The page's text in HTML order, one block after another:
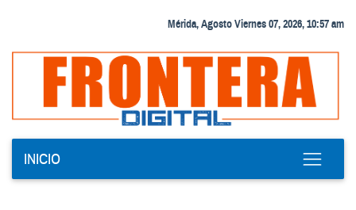
Mérida, Agosto Viernes 07, 2026, 10:57 am
INICIO